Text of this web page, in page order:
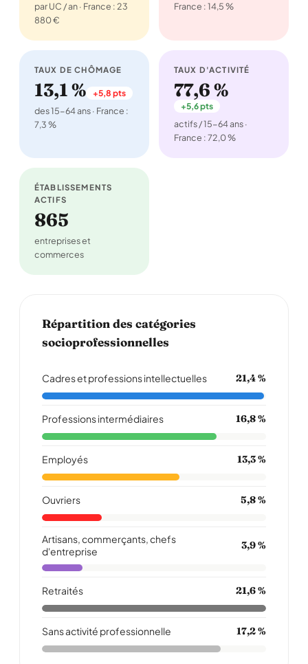
par UC / an · France : 23
880 €
France : 14,5 %
TAUX DE CHÔMAGE
13,1 % +5,8 pts
des 15-64 ans · France :
7,3 %
TAUX D'ACTIVITÉ
77,6 %
+5,6 pts
actifs / 15-64 ans ·
France : 72,0 %
ÉTABLISSEMENTS
ACTIFS
865
entreprises et
commerces
Répartition des catégories
socioprofessionnelles
Cadres et professions intellectuelles 21,4 %
Professions intermédiaires 16,8 %
Employés 13,3 %
Ouvriers 5,8 %
Artisans, commerçants, chefs
d'entreprise
3,9 %
Retraités 21,6 %
Sans activité professionnelle 17,2 %